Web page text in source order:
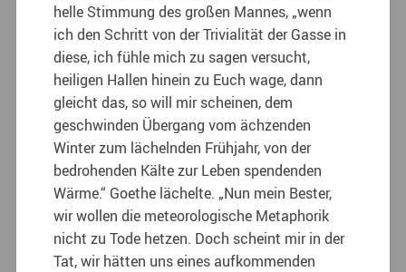
helle Stimmung des großen Mannes, „wenn
ich den Schritt von der Trivialität der Gasse in
diese, ich fühle mich zu sagen versucht,
heiligen Hallen hinein zu Euch wage, dann
gleicht das, so will mir scheinen, dem
geschwinden Übergang vom ächzenden
Winter zum lächelnden Frühjahr, von der
bedrohenden Kälte zur Leben spendenden
Wärme.“ Goethe lächelte. „Nun mein Bester,
wir wollen die meteorologische Metaphorik
nicht zu Tode hetzen. Doch scheint mir in der
Tat, wir hätten uns eines aufkommenden